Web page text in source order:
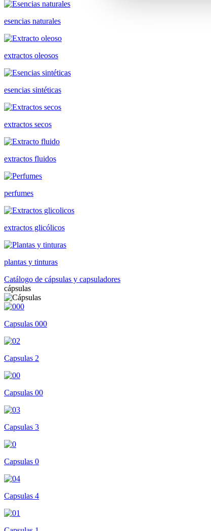
esencias naturales
extractos oleosos
esencias sintéticas
extractos secos
extractos fluidos
perfumes
extractos glicólicos
plantas y tinturas
Catálogo de cápsulas y capsuladores
cápsulas
Capsulas 000
Capsulas 2
Capsulas 00
Capsulas 3
Capsulas 0
Capsulas 4